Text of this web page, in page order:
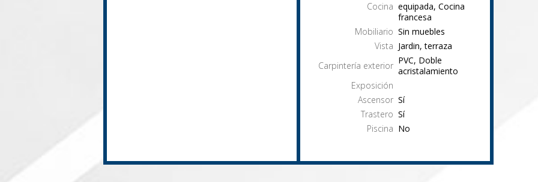
Cocina equipada, Cocina
francesa
Mobiliario Sin muebles
Vista Jardin, terraza
Carpintería exterior PVC, Doble
acristalamiento
Exposición
Ascensor Sí
Trastero Sí
Piscina No